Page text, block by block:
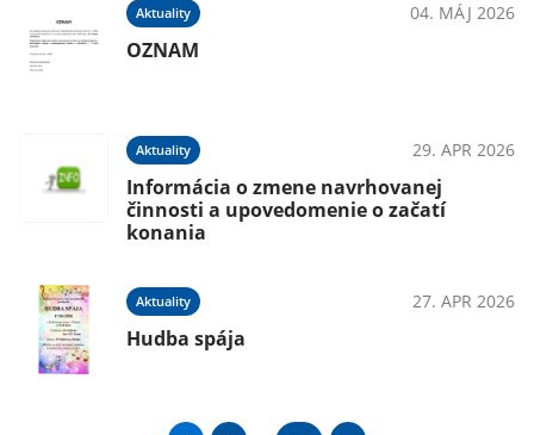
Aktuality 04. MÁJ 2026
OZNAM
Aktuality 29. APR 2026
Informácia o zmene navrhovanej
činnosti a upovedomenie o začatí
konania
Aktuality 27. APR 2026
Hudba spája